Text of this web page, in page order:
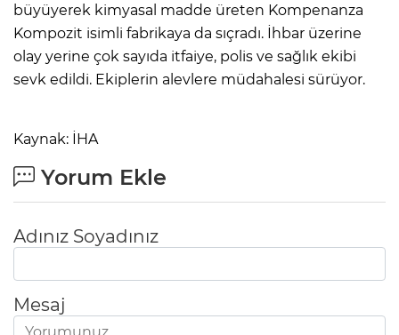
büyüyerek kimyasal madde üreten Kompenanza
Kompozit isimli fabrikaya da sıçradı. İhbar üzerine
olay yerine çok sayıda itfaiye, polis ve sağlık ekibi
sevk edildi. Ekiplerin alevlere müdahalesi sürüyor.
Kaynak: İHA
Yorum Ekle
Adınız Soyadınız
Mesaj